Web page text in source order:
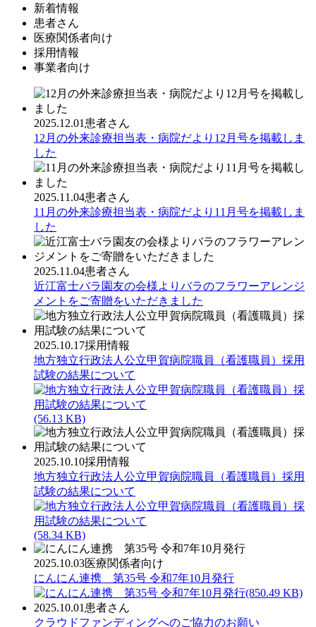
新着情報
患者さん
医療関係者向け
採用情報
事業者向け
2025.12.01 患者さん
12月の外来診療担当表・病院だより12月号を掲載しま
した
2025.11.04患者さん
11月の外来診療担当表・病院だより11月号を掲載しま
した
2025.11.04患者さん
近江富士バラ園友の会様よりバラのフラワーアレンジ
メントをご寄贈をいただきました
2025.10.17採用情報
地方独立行政法人公立甲賀病院職員（看護職員）採用
試験の結果について
(56.13 KB)
2025.10.10採用情報
地方独立行政法人公立甲賀病院職員（看護職員）採用
試験の結果について
(58.34 KB)
2025.10.03医療関係者向け
にんにん連携 第35号 令和7年10月発行
(850.49 KB)
2025.10.01 患者さん
クラウドファンディングへのご協力のお願い